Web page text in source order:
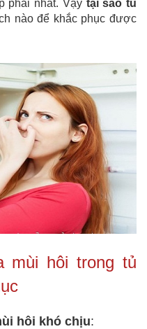
phải nhất. Vậy tại sao tủ
nào để khắc phục được
mùi hôi trong tủ
hôi khó chịu: